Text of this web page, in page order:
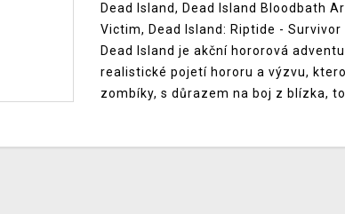
Dead Island, Dead Island Bloodbath
Victim, Dead Island: Riptide - Survivor
Dead Island je akční hororová
realistické pojetí hororu a výzvu,
zombíky, s důrazem na boj z blízka,